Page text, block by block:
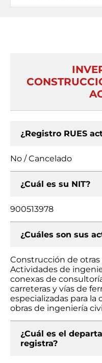
¿Registro RUES
No / Cancelado
¿Cuál es su NIT?
900513978
¿Cuáles son sus
Construcción de
Actividades de
conexas de
carreteras y vías de
especializadas para
obras de ingeniería
¿Cuál es el
registra?